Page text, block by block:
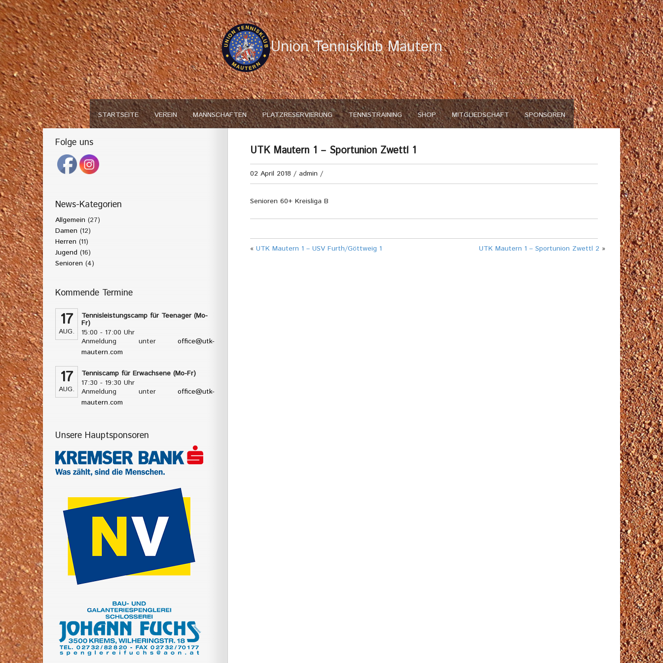
Union Tennisklub Mautern
STARTSEITE VEREIN MANNSCHAFTEN PLATZRESERVIERUNG TENNISTRAINING SHOP MITGLIEDSCHAFT SPONSOREN
Folge uns
News-Kategorien
Allgemein (27)
Damen (12)
Herren (11)
Jugend (16)
Senioren (4)
Kommende Termine
17
AUG.
Tennisleistungscamp für Teenager (Mo-
Fr)
15:00 - 17:00 Uhr
Anmeldung unter office@utk-
mautern.com
17
AUG.
Tenniscamp für Erwachsene (Mo-Fr)
17:30 - 19:30 Uhr
Anmeldung unter office@utk-
mautern.com
Unsere Hauptsponsoren
UTK Mautern 1 – Sportunion Zwettl 1
02 April 2018 / admin /
Senioren 60+ Kreisliga B
« UTK Mautern 1 – USV Furth/Göttweig 1 UTK Mautern 1 – Sportunion Zwettl 2 »